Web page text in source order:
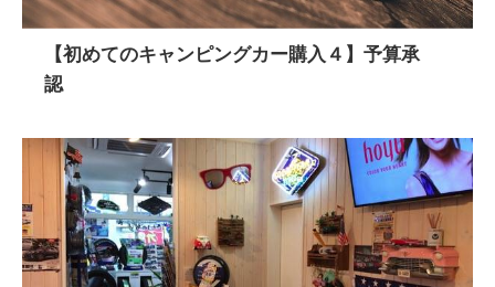
【初めてのキャンピングカー購入４】予算承
認